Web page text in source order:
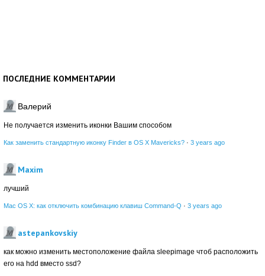
ПОСЛЕДНИЕ КОММЕНТАРИИ
Валерий
Не получается изменить иконки Вашим способом
Как заменить стандартную иконку Finder в OS X Mavericks? · 3 years ago
Maxim
лучший
Mac OS X: как отключить комбинацию клавиш Command-Q · 3 years ago
astepankovskiy
как можно изменить местоположение файла sleepimage чтоб расположить
его на hdd вместо ssd?